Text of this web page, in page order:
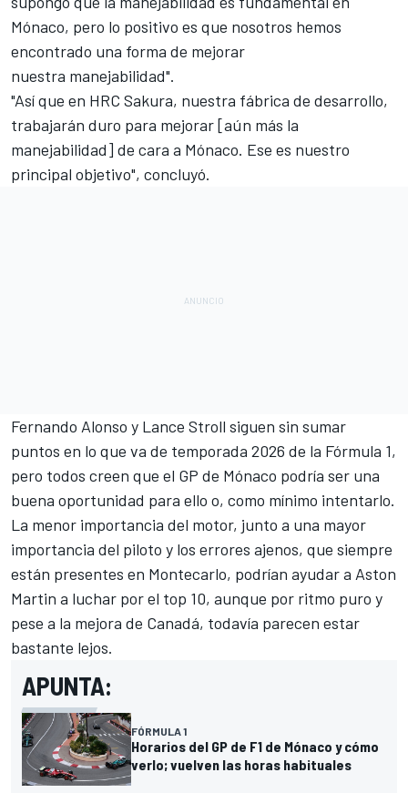
Mónaco, pero lo positivo es que nosotros hemos
encontrado una forma de mejorar
nuestra manejabilidad".
"Así que en HRC Sakura, nuestra fábrica de desarrollo,
trabajarán duro para mejorar [aún más la
manejabilidad] de cara a Mónaco. Ese es nuestro
principal objetivo", concluyó.
Fernando Alonso y Lance Stroll siguen sin sumar
puntos en lo que va de temporada 2026 de la Fórmula 1,
pero todos creen que el GP de Mónaco podría ser una
buena oportunidad para ello o, como mínimo intentarlo.
La menor importancia del motor, junto a una mayor
importancia del piloto y los errores ajenos, que siempre
están presentes en Montecarlo, podrían ayudar a Aston
Martin a luchar por el top 10, aunque por ritmo puro y
pese a la mejora de Canadá, todavía parecen estar
bastante lejos.
APUNTA:
FÓRMULA 1
Horarios del GP de F1 de Mónaco y cómo
verlo; vuelven las horas habituales